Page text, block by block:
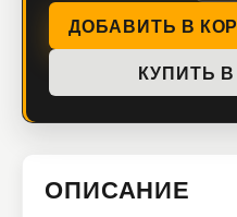
ДОБАВИТЬ В
КУПИТЬ
ОПИСАНИЕ